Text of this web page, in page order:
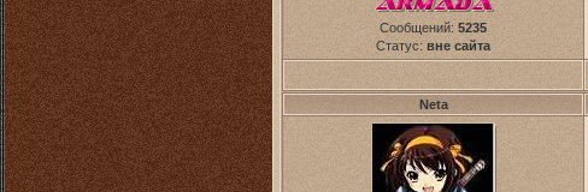
Сообщений: 5235
Статус: вне сайта
Neta